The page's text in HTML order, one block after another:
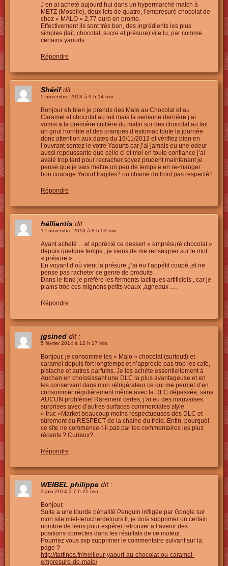
J en ai acheté aujourd hui dans un hypermarché match à
METZ (Moselle), deux lots de quatre, l’empresuré chocolat de
chez « MALO » 2,77 euro en promo.
Effectivement ils sont très bon, des ingrédients les plus
simples (lait, chocolat, sucre et présure) vite lu, par comme
certains yaourts.
Répondre
Shérif dit :
5 novembre 2013 à 9 h 14 min
Bonjour eh bien je prends des Malo au Chocolat et au
Caramel et chocolat au lait mais la semaine dernière j’ai
vomis a la première cuillère du matin sur des chocolat au lait
un gout horrible et des crampes d’estomac toute la journée
donc attention aux dates du 16/11/2013 et vérifiez bien en
l’ouvrant sentez le votre Yaourts car j’ai jamais eu une odeur
aussi repoussante que celle ci et moi en toute confiance j’ai
avalé trop tard pour recracher soyez prudent maintenant je
pense que je vais mettre un peu de temps e en re-manger
bon courage Yaourt fragiles? ou chaine du froid pas respecté?
Répondre
hélliantis dit :
17 novembre 2013 à 8 h 03 min
Ayant acheté …et apprécié ce dessert « emprésuré chocolat »
depuis quelque temps , je viens de me renseigner sur le mot
« présure » .
En voyant d’où vient la présure ,j’ai eu l’appétit coupé ,et ne
pense pas racheter ce genre de produits .
Dans le fond je préfère les ferments lactiques artificiels , car je
plains trop ces mignons petits veaux ,agneaux ….
Répondre
jgsined dit :
5 février 2014 à 12 h 17 min
Bonjour, je consomme les « Malo » chocolat (surtout!) et
caramel depuis fort longtemps et n’apprécie pas trop les café,
pistache et autres parfums. Je les achète essentiellement à
Auchan en choississant une DLC la plus avantageuse et en
les conservant dans mon réfrigérateur ce qui me permet d’en
consommer régulièrement même avec la DLC dépassée, sans
AUCUN problème! Rarement certes, j’ai eu des mauvaises
surprises avec d’autres surfaces commerciales style
« truc »Market beaucoup moins respectueuses des DLC et
sûrement du RESPECT de la chaîne du froid. Enfin, pourquoi
ce site ne commence-t-il pas par les commentaires les plus
récents ? Curieux?…
Répondre
WEIBEL philippe dit :
3 juin 2014 à 7 h 21 min
Bonjour,
Suite a une lourde pénalité Penguin infligée par Google sur
mon site miel-lerucherdelours.fr, je dois supprimer un certain
nombre de liens pour espérer retrouver a l’avenir des
positions correctes dans les résultats de ce moteur.
Pourriez vous svp supprimer le commentaire suivant sur la
page ?
http://tartines.fr/meilleur-yaourt-au-chocolat-ou-caramel-
empresure-de-malo/